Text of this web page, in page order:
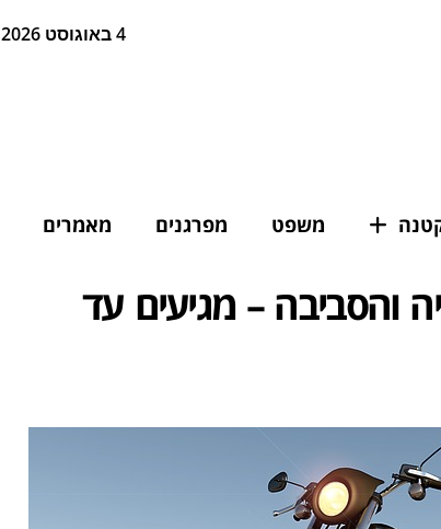
4 באוגוסט 2026 12:11
משפט מפרגנים מאמרים
והסביבה – מגיעים עד